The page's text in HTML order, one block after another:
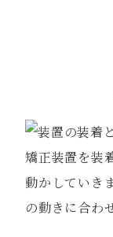
矯正装置を装
動かしていき
の動きに合わ